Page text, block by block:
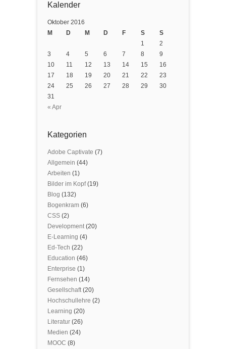
Kalender
Oktober 2016
M
D M D F S S
« Apr
1
2
3
4 5 6 7 8
9
10
11 12 13 14 15
16
17
18 19 20 21 22
23
24
25 26 27 28 29
30
31
Kategorien
Adobe Captivate (7)
Allgemein (44)
Arbeiten (1)
Bilder im Kopf(19)
Blog (132)
Bogenkram (6)
CSS (2)
Development(20)
E-Learning (4)
Ed-Tech (22)
Education (46)
Enterprise (1)
Fernsehen (14)
Gesellschaft(20)
Hochschullehre (2)
Learning (20)
Literatur (26)
Medien (24)
MOOC (8)